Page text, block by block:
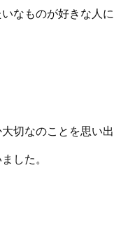
なものが好きな人
切なのことを思い
した。